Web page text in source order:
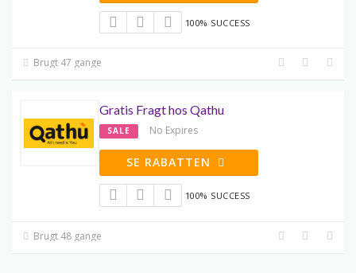
100% SUCCESS
Brugt 47 gange
Gratis Fragt hos Qathu
SALE No Expires
SE RABATTEN
100% SUCCESS
Brugt 48 gange